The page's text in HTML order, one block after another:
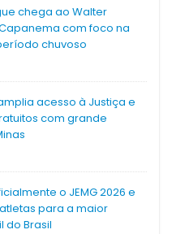
chega ao Walter
com foco na
chuvoso
acesso à Justiça e
com grande
o JEMG 2026 e
para a maior
do Brasil